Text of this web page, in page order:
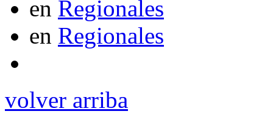
en Regionales
en Regionales
volver arriba